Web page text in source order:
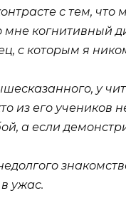
с тем,
мне когнитивный
с которым я
у
из его
а если
ужас.